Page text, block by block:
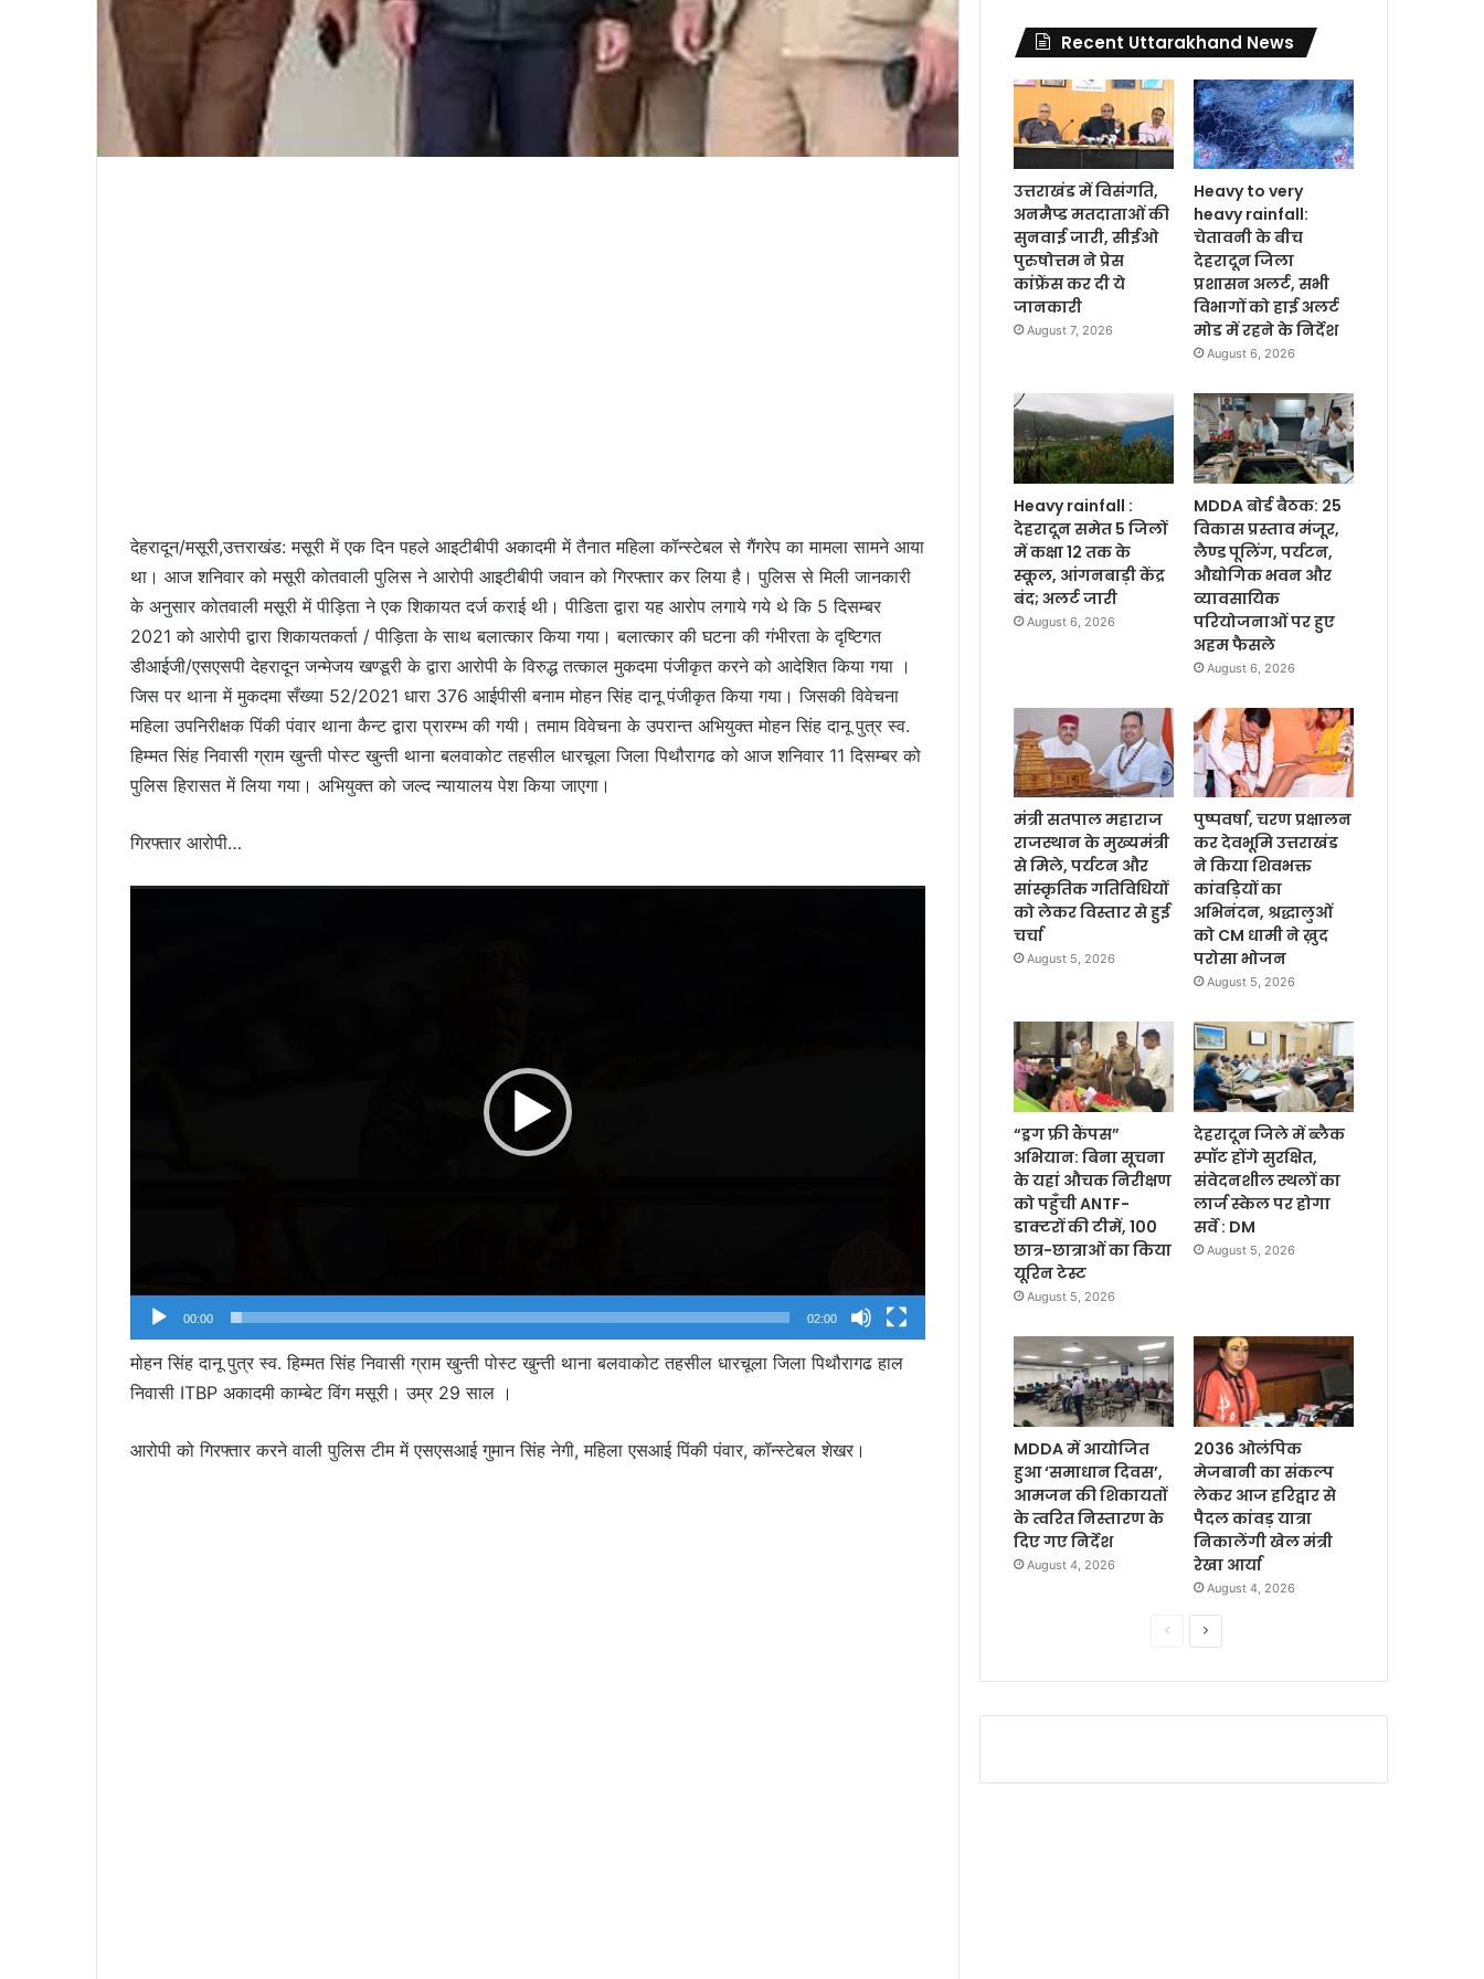
देहरादून/मसूरी,उत्तराखंड: मसूरी में एक दिन पहले आइटीबीपी अकादमी में तैनात महिला कॉन्स्टेबल से गैंगरेप का मामला सामने आया
था। आज शनिवार को मसूरी कोतवाली पुलिस ने आरोपी आइटीबीपी जवान को गिरफ्तार कर लिया है। पुलिस से मिली जानकारी
के अनुसार कोतवाली मसूरी में पीड़िता ने एक शिकायत दर्ज कराई थी। पीडिता द्वारा यह आरोप लगाये गये थे कि 5 दिसम्बर
2021 को आरोपी द्वारा शिकायतकर्ता / पीड़िता के साथ बलात्कार किया गया। बलात्कार की घटना की गंभीरता के दृष्टिगत
डीआईजी/एसएसपी देहरादून जन्मेजय खण्डूरी के द्वारा आरोपी के विरुद्ध तत्काल मुकदमा पंजीकृत करने को आदेशित किया गया ।
जिस पर थाना में मुकदमा सँख्या 52/2021 धारा 376 आईपीसी बनाम मोहन सिंह दानू पंजीकृत किया गया। जिसकी विवेचना
महिला उपनिरीक्षक पिंकी पंवार थाना कैन्ट द्वारा प्रारम्भ की गयी। तमाम विवेचना के उपरान्त अभियुक्त मोहन सिंह दानू पुत्र स्व.
हिम्मत सिंह निवासी ग्राम खुन्ती पोस्ट खुन्ती थाना बलवाकोट तहसील धारचूला जिला पिथौरागढ को आज शनिवार 11 दिसम्बर को
पुलिस हिरासत में लिया गया। अभियुक्त को जल्द न्यायालय पेश किया जाएगा।
गिरफ्तार आरोपी…
00:00 02:00
मोहन सिंह दानू पुत्र स्व. हिम्मत सिंह निवासी ग्राम खुन्ती पोस्ट खुन्ती थाना बलवाकोट तहसील धारचूला जिला पिथौरागढ हाल
निवासी ITBP अकादमी काम्बेट विंग मसूरी। उम्र 29 साल ।
आरोपी को गिरफ्तार करने वाली पुलिस टीम में एसएसआई गुमान सिंह नेगी, महिला एसआई पिंकी पंवार, कॉन्स्टेबल शेखर।
Recent Uttarakhand News
उत्तराखंड में विसंगति,
अनमैप्ड मतदाताओं की
सुनवाई जारी, सीईओ
पुरुषोत्तम ने प्रेस
कांफ्रेंस कर दी ये
जानकारी
August 7, 2026
Heavy to very
heavy rainfall:
चेतावनी के बीच
देहरादून जिला
प्रशासन अलर्ट, सभी
विभागों को हाई अलर्ट
मोड में रहने के निर्देश
August 6, 2026
Heavy rainfall :
देहरादून समेत 5 जिलों
में कक्षा 12 तक के
स्कूल, आंगनबाड़ी केंद्र
बंद; अलर्ट जारी
August 6, 2026
MDDA बोर्ड बैठक: 25
विकास प्रस्ताव मंजूर,
लैण्ड पूलिंग, पर्यटन,
औद्योगिक भवन और
व्यावसायिक
परियोजनाओं पर हुए
अहम फैसले
August 6, 2026
मंत्री सतपाल महाराज
राजस्थान के मुख्यमंत्री
से मिले, पर्यटन और
सांस्कृतिक गतिविधियों
को लेकर विस्तार से हुई
चर्चा
August 5, 2026
पुष्पवर्षा, चरण प्रक्षालन
कर देवभूमि उत्तराखंड
ने किया शिवभक्त
कांवड़ियों का
अभिनंदन, श्रद्धालुओं
को CM धामी ने ख़ुद
परोसा भोजन
August 5, 2026
“ड्रग फ्री कैंपस”
अभियान: बिना सूचना
के यहां औचक निरीक्षण
को पहुँची ANTF-
डाक्टरों की टीमें, 100
छात्र-छात्राओं का किया
यूरिन टेस्ट
August 5, 2026
देहरादून जिले में ब्लैक
स्पॉट होंगे सुरक्षित,
संवेदनशील स्थलों का
लार्ज स्केल पर होगा
सर्वे : DM
August 5, 2026
MDDA में आयोजित
हुआ ‘समाधान दिवस’,
आमजन की शिकायतों
के त्वरित निस्तारण के
दिए गए निर्देश
August 4, 2026
2036 ओलंपिक
मेजबानी का संकल्प
लेकर आज हरिद्वार से
पैदल कांवड़ यात्रा
निकालेंगी खेल मंत्री
रेखा आर्या
August 4, 2026
o
a